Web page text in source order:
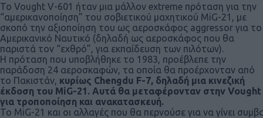
Το Vought V-601 ήταν μια μάλλον extreme πρόταση για την
“αμερικανοποίηση” του σοβιετικού μαχητικού MiG-21, με
σκοπό την αξιοποίηση του ως αεροσκάφος aggressor για το
Αμερικανικό Ναυτικό (δηλαδή ως αεροσκάφος που θα
παριστά τον “εχθρό”, για εκπαίδευση των πιλότων).
Η πρόταση που υποβλήθηκε το 1983, προέβλεπε την
παράδοση 24 αεροσκαφών, τα οποία θα προέρχονταν από
το Πακιστάν, κυρίως Chengdu F-7, δηλαδή μια κινεζική
έκδοση του MiG-21. Αυτά θα μεταφέρονταν στην Vought
για τροποποίηση και ανακατασκευή.
Το MiG-21 και οι αλλαγές που θα περνούσε για να γίνει